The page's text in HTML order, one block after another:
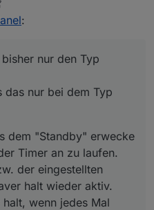
Timer an zu laufen. Und
eingestellten Timeout wird
ein Touch ausgelöst wird,
ich meine^^
:
nur den Typ
das nur bei dem Typ
dem "Standby" erwecke
Timer an zu laufen.
der eingestellten
halt wieder aktiv.
wenn jedes Mal